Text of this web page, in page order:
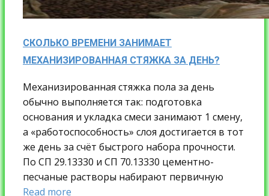
СКОЛЬКО ВРЕМЕНИ ЗАНИМАЕТ
МЕХАНИЗИРОВАННАЯ СТЯЖКА ЗА ДЕНЬ?
Механизированная стяжка пола за день
обычно выполняется так: подготовка
основания и укладка смеси занимают 1 смену,
а «работоспособность» слоя достигается в тот
же день за счёт быстрого набора прочности.
По СП 29.13330 и СП 70.13330 цементно-
песчаные растворы набирают первичную
Read more